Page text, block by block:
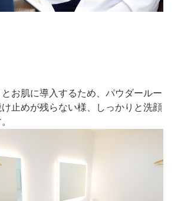
お肌に導入するため、パウダールー
止めが残らない様、しっかりと洗顔